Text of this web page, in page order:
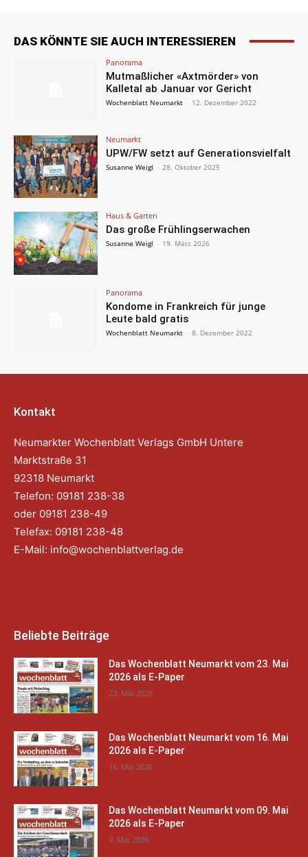
DAS KÖNNTE SIE AUCH INTERESSIEREN
Panorama
Mutmaßlicher «Axtmörder» von
Kalletal ab Januar vor Gericht
Wochenblatt Neumarkt - 12. Dezember 2022
Neumarkt
UPW/FW setzt auf Generationsvielfalt
Susanne Weigl - 28. Oktober 2025
Haus & Garten
Das große Frühlingserwachen
Susanne Weigl - 19. März 2026
Panorama
Kondome in Frankreich für junge
Leute bald gratis
Wochenblatt Neumarkt - 8. Dezember 2022
Kontakt
Neumarkter Wochenblatt Verlags GmbH Untere
Marktstraße 31
92318 Neumarkt
Telefon: 09181 238-38
oder 09181 238-49
Telefax: 09181 238-48
E-Mail: info@wochenblattverlag.de
Beliebte Beiträge
Das Wochenblatt Neumarkt vom 23. Mai
2026 als E-Paper
23. Mai 2026
Das Wochenblatt Neumarkt vom 16. Mai
2026 als E-Paper
16. Mai 2026
Das Wochenblatt Neumarkt vom 09. Mai
2026 als E-Paper
9. Mai 2026